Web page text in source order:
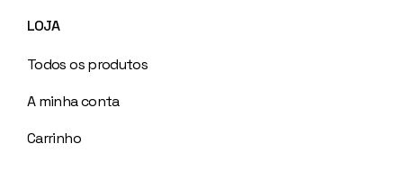
LOJA
Todos os produtos
A minha conta
Carrinho